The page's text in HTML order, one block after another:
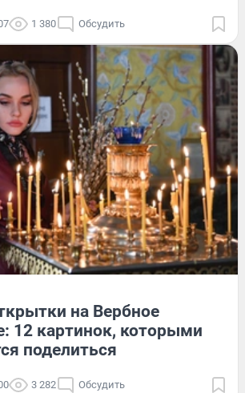
1 380 Обсудить
на Вербное
12 картинок, которыми
поделиться
3 282 Обсудить